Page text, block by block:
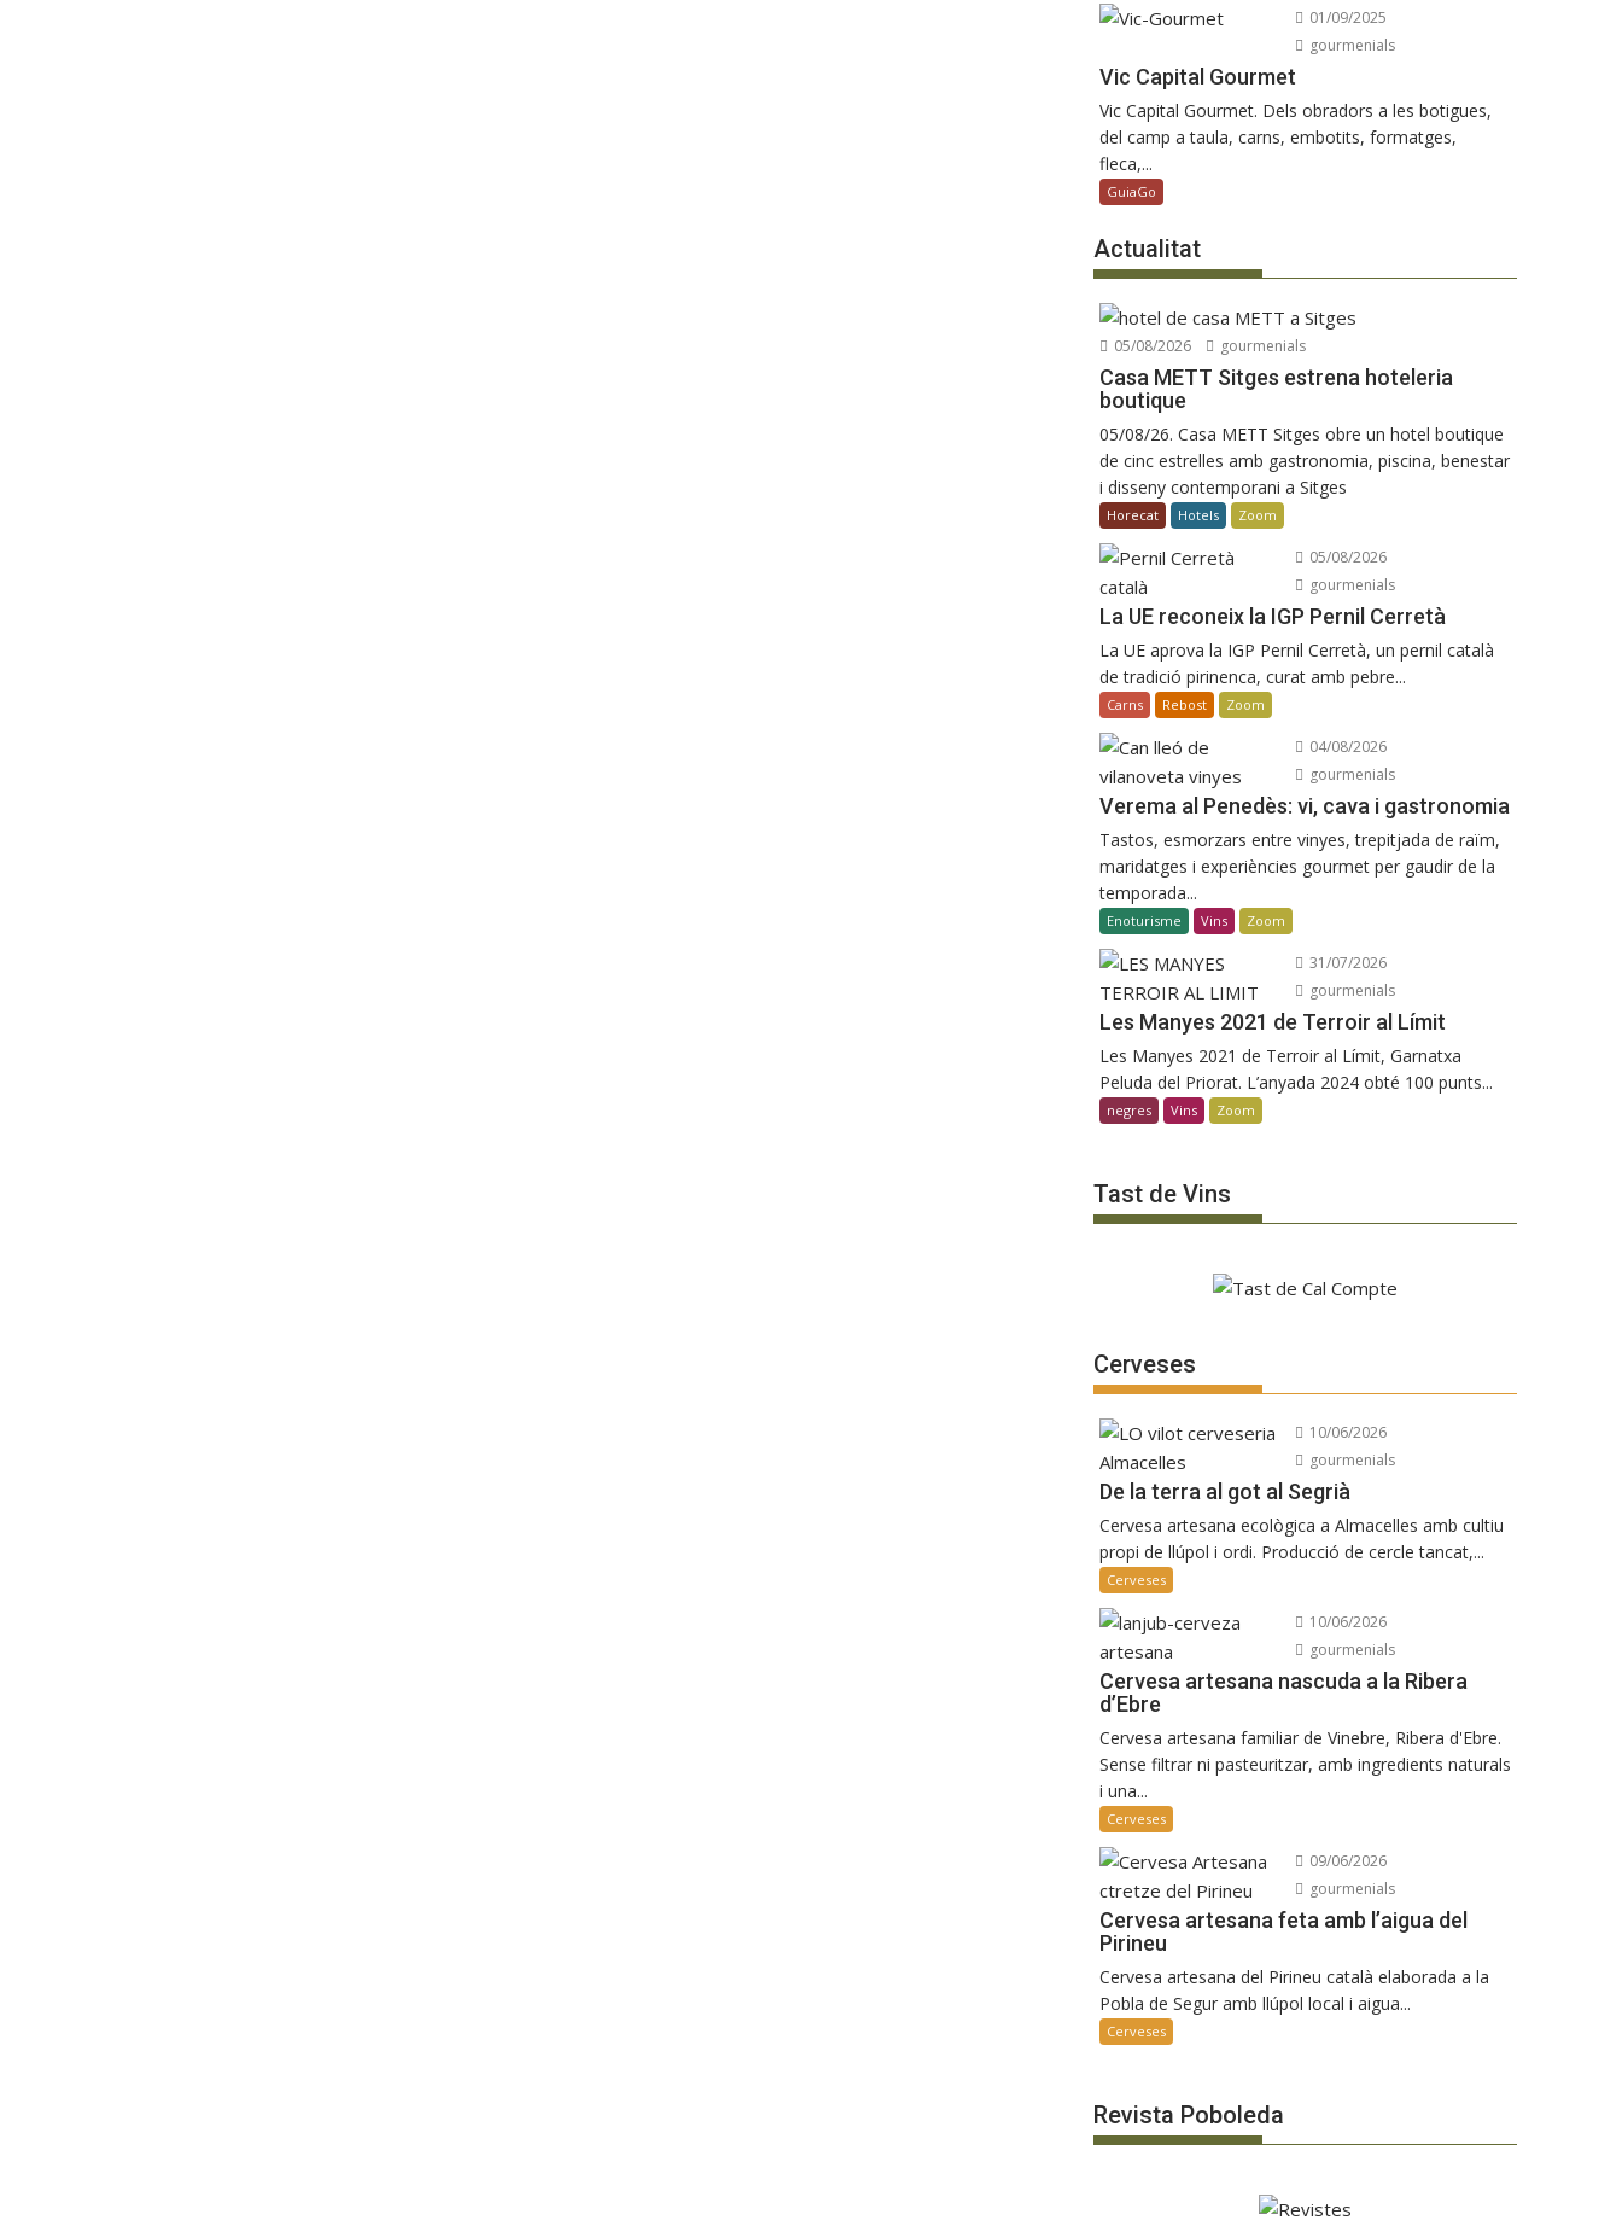
01/09/2025
gourmenials
Vic Capital Gourmet
Vic Capital Gourmet. Dels obradors a les botigues,
del camp a taula, carns, embotits, formatges,
fleca,...
GuiaGo
Actualitat
05/08/2026 gourmenials
Casa METT Sitges estrena hoteleria
boutique
05/08/26. Casa METT Sitges obre un hotel boutique
de cinc estrelles amb gastronomia, piscina, benestar
i disseny contemporani a Sitges
Horecat Hotels Zoom
05/08/2026
gourmenials
La UE reconeix la IGP Pernil Cerretà
La UE aprova la IGP Pernil Cerretà, un pernil català
de tradició pirinenca, curat amb pebre...
Carns Rebost Zoom
04/08/2026
gourmenials
Verema al Penedès: vi, cava i gastronomia
Tastos, esmorzars entre vinyes, trepitjada de raïm,
maridatges i experiències gourmet per gaudir de la
temporada...
Enoturisme Vins Zoom
31/07/2026
gourmenials
Les Manyes 2021 de Terroir al Límit
Les Manyes 2021 de Terroir al Límit, Garnatxa
Peluda del Priorat. L’anyada 2024 obté 100 punts...
negres Vins Zoom
Tast de Vins
Cerveses
10/06/2026
gourmenials
De la terra al got al Segrià
Cervesa artesana ecològica a Almacelles amb cultiu
propi de llúpol i ordi. Producció de cercle tancat,...
Cerveses
10/06/2026
gourmenials
Cervesa artesana nascuda a la Ribera
d’Ebre
Cervesa artesana familiar de Vinebre, Ribera d'Ebre.
Sense filtrar ni pasteuritzar, amb ingredients naturals
i una...
Cerveses
09/06/2026
gourmenials
Cervesa artesana feta amb l’aigua del
Pirineu
Cervesa artesana del Pirineu català elaborada a la
Pobla de Segur amb llúpol local i aigua...
Cerveses
Revista Poboleda